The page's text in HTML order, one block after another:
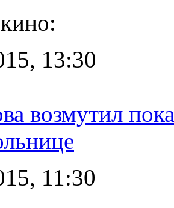
13:30
возмутил
11:30